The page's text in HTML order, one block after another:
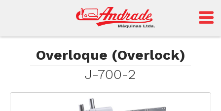
Andrade
Overloque (Overlock)
J-700-2